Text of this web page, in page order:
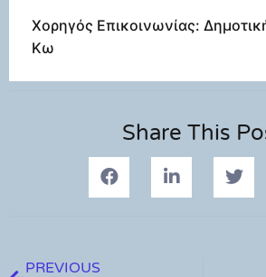
Χορηγός Επικοινωνίας:
Κω
Share This
PREVIOUS